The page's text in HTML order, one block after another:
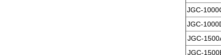
JGC-
JGC-
JGC-
JGC-